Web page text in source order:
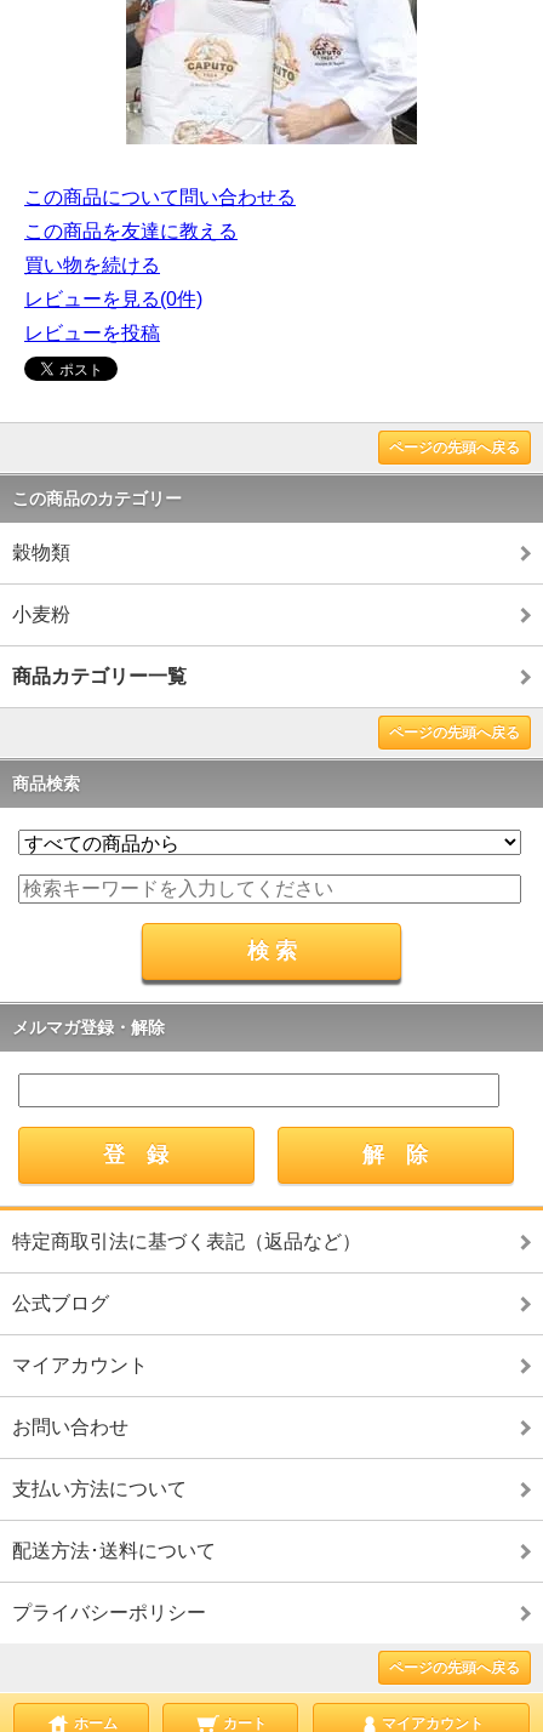
この商品について問い合わせる
この商品を友達に教える
買い物を続ける
レビューを見る(0件)
レビューを投稿
ページの先頭へ戻る
この商品のカテゴリー
穀物類
小麦粉
商品カテゴリー一覧
ページの先頭へ戻る
商品検索
メルマガ登録・解除
特定商取引法に基づく表記（返品など）
公式ブログ
マイアカウント
お問い合わせ
支払い方法について
配送方法･送料について
プライバシーポリシー
ページの先頭へ戻る
ホーム カート マイアカウント